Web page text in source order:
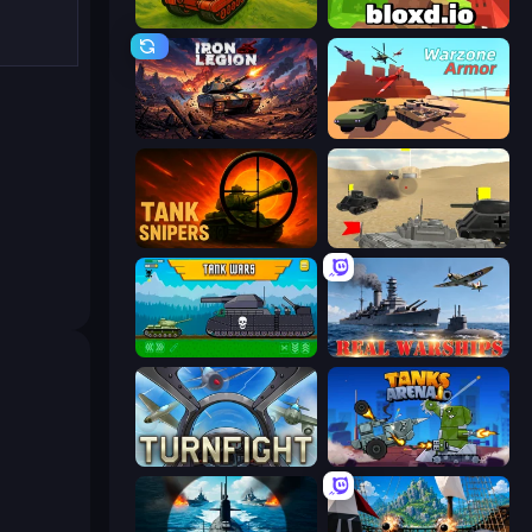
Tanks 3D Bloxd.io
Iron Legion Warzone Armor
Tank Snipers Tanks Battlefield: Desert
Tanks 2D: Tank Wars Real Warships
Turnfight Tanks Arena io: Craft & Combat